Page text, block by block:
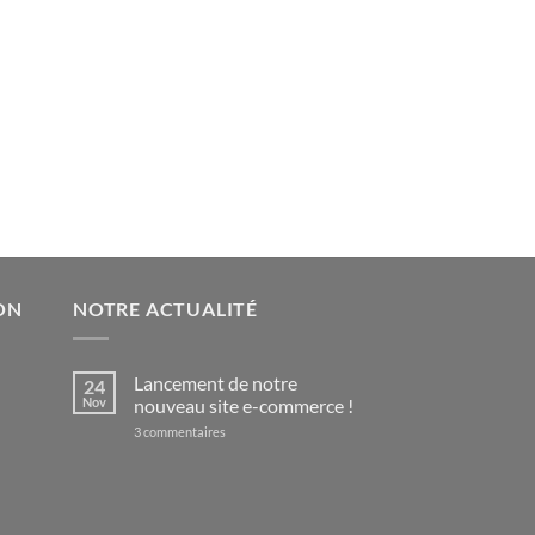
NOTRE ACTUALITÉ
24
Nov
Lancement de notre
nouveau site e-commerce !
3 commentaires